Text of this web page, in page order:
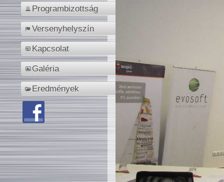
Programbizottság
Versenyhelyszín
Kapcsolat
Galéria
Eredmények